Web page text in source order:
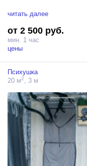
Площадь около 20 кв
китайский золотой
китайские фонарики
антикварная мебель
огромный китайский
позволят полностью
го века.
читать далее
от 2 500 руб.
мин. 1 час
цены
Психушка
20 м2 , 3 м